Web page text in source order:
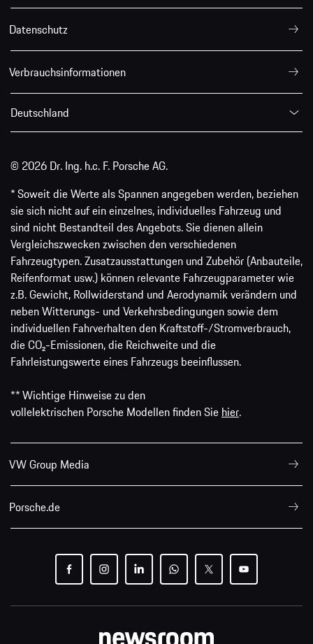
Datenschutz
Verbrauchsinformationen
Deutschland
© 2026 Dr. Ing. h.c. F. Porsche AG.
* Soweit die Werte als Spannen angegeben werden, beziehen
sie sich nicht auf ein einzelnes, individuelles Fahrzeug und
sind nicht Bestandteil des Angebots. Sie dienen allein
Vergleichszwecken zwischen den verschiedenen
Fahrzeugtypen. Zusatzausstattungen und Zubehör (Anbauteile,
Reifenformat usw.) können relevante Fahrzeugparameter wie
z.B. Gewicht, Rollwiderstand und Aerodynamik verändern und
neben Witterungs- und Verkehrsbedingungen sowie dem
individuellen Fahrverhalten den Kraftstoff-/Stromverbrauch,
die CO₂-Emissionen, die Reichweite und die
Fahrleistungswerte eines Fahrzeugs beeinflussen.
** Wichtige Hinweise zu den
vollelektrischen Porsche Modellen finden Sie hier.
VW Group Media
Porsche.de